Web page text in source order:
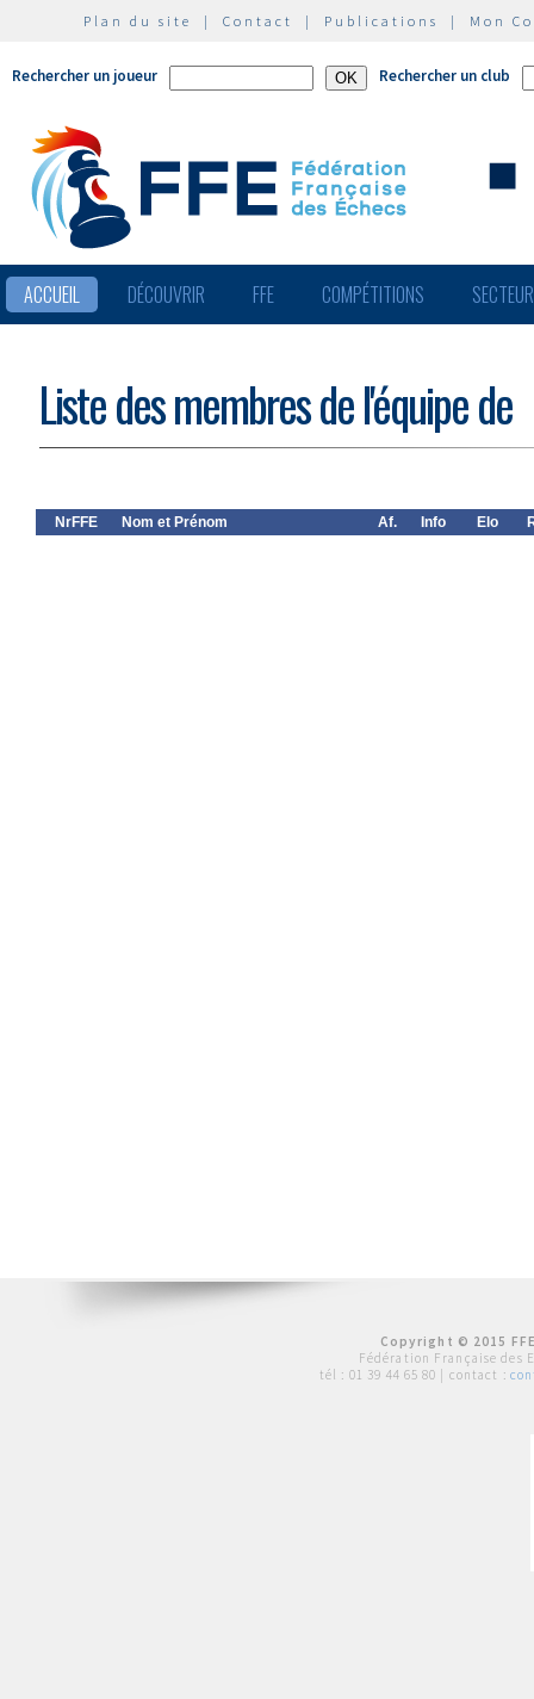
Plan du site | Contact | Publications | Mon
Rechercher un joueur Rechercher un club
ACCUEIL DÉCOUVRIR FFE COMPÉTITIONS
Liste des membres de l'équipe de
NrFFE Nom et Prénom Af. Info Elo
Copyright © 2015
Fédération Française des
tél : 01 39 44 65 80 | contact :